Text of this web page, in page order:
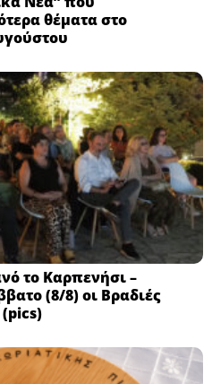
θέματα στο
το Καρπενήσι –
(8/8) οι Βραδιές